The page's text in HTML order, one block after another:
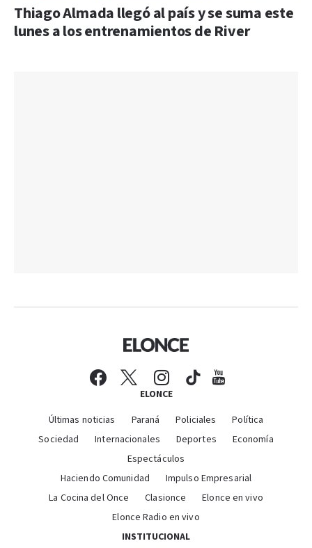
Thiago Almada llegó al país y se suma este
lunes a los entrenamientos de River
ELONCE
Últimas noticias Paraná Policiales
Política
Sociedad
Internacionales Deportes
Economía
Espectáculos
Haciendo Comunidad
Impulso Empresarial
La Cocina del Once
Clasionce
Elonce en vivo
Elonce Radio en vivo
INSTITUCIONAL